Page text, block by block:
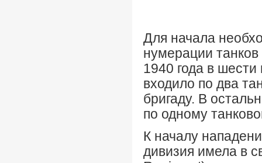
Для начала
нумерации
1940 года в
входило по два
бригаду. В
по одному
К началу
дивизия имела в